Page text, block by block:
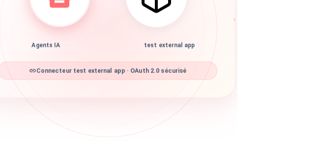
Agents IA test external app
Connecteur test external app · OAuth 2.0 sécurisé